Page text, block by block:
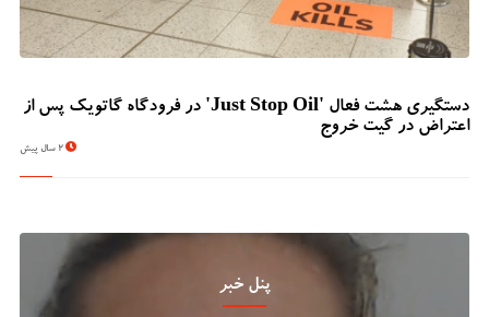
دستگیری هشت فعال 'Just Stop Oil' در فرودگاه گاتویک پس از
اعتراض در گیت خروج
2 سال پیش
پنل خبر